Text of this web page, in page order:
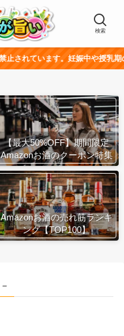
検索
います。妊娠中や授乳期の飲酒
【最大50%OFF】期間限定
Amazonお酒のクーポン特集
Amazonお酒の売れ筋ランキ
ング【TOP100】
–